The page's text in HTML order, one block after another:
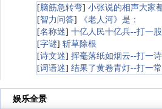
[脑筋急转弯] 小张说的相声大家
[智力问答] 《老人河》是：
[名称迷] 十亿人民十亿兵--打一
[字谜] 斩草除根
[诗文迷] 挥毫落纸如烟云--打一
[词语迷] 结果了黄卷青灯--打一